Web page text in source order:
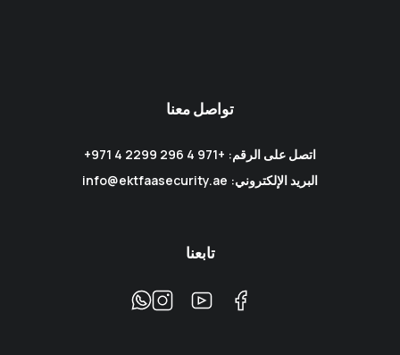
تواصل معنا
اتصل على الرقم: +971 4 296 2299 4 971+
البريد الإلكتروني: info@ektfaasecurity.ae
تابعنا